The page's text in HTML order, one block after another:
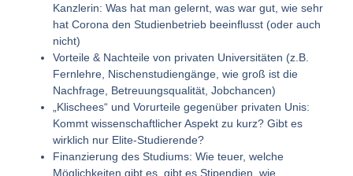
Kanzlerin: Was hat man gelernt, was war gut, wie sehr
hat Corona den Studienbetrieb beeinflusst (oder auch
nicht)
Vorteile & Nachteile von privaten Universitäten (z.B.
Fernlehre, Nischenstudiengänge, wie groß ist die
Nachfrage, Betreuungsqualität, Jobchancen)
„Klischees“ und Vorurteile gegenüber privaten Unis:
Kommt wissenschaftlicher Aspekt zu kurz? Gibt es
wirklich nur Elite-Studierende?
Finanzierung des Studiums: Wie teuer, welche
Möglichkeiten gibt es, gibt es Stipendien, wie